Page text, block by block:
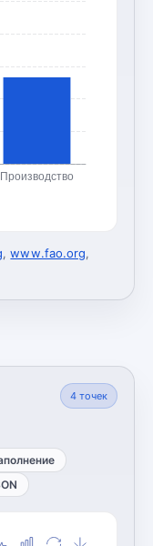
Производство
,www.fao.org,
4точек